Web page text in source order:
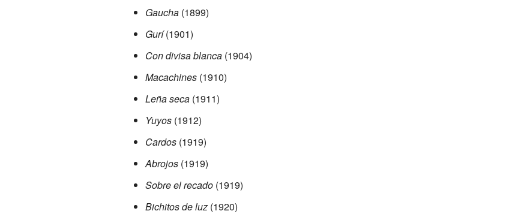
Gaucha(1899)
Gurí(1901)
Con divisa blanca(1904)
Macachines(1910)
Leña seca(1911)
Yuyos(1912)
Cardos(1919)
Abrojos(1919)
Sobre el recado(1919)
Bichitos de luz(1920)